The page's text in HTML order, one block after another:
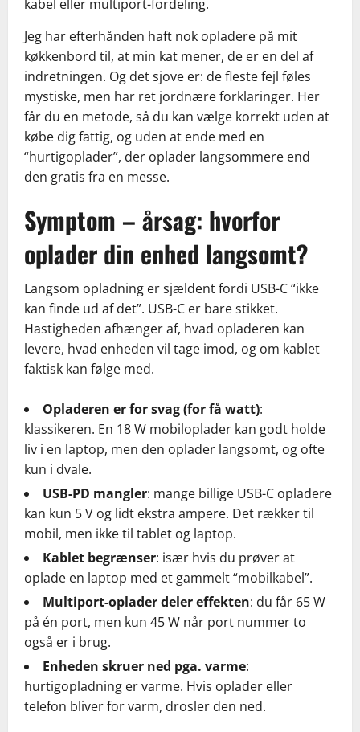
kabel eller multiport-fordeling.
Jeg har efterhånden haft nok opladere på mit
køkkenbord til, at min kat mener, de er en del af
indretningen. Og det sjove er: de fleste fejl føles
mystiske, men har ret jordnære forklaringer. Her
får du en metode, så du kan vælge korrekt uden at
købe dig fattig, og uden at ende med en
“hurtigoplader”, der oplader langsommere end
den gratis fra en messe.
Symptom – årsag: hvorfor
oplader din enhed langsomt?
Langsom opladning er sjældent fordi USB-C “ikke
kan finde ud af det”. USB-C er bare stikket.
Hastigheden afhænger af, hvad opladeren kan
levere, hvad enheden vil tage imod, og om kablet
faktisk kan følge med.
Opladeren er for svag (for få watt):
klassikeren. En 18 W mobiloplader kan godt holde
liv i en laptop, men den oplader langsomt, og ofte
kun i dvale.
USB-PD mangler: mange billige USB-C opladere
kan kun 5 V og lidt ekstra ampere. Det rækker til
mobil, men ikke til tablet og laptop.
Kablet begrænser: især hvis du prøver at
oplade en laptop med et gammelt “mobilkabel”.
Multiport-oplader deler effekten: du får 65 W
på én port, men kun 45 W når port nummer to
også er i brug.
Enheden skruer ned pga. varme:
hurtigopladning er varme. Hvis oplader eller
telefon bliver for varm, drosler den ned.